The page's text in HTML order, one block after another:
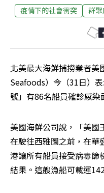
疫情下的社會衝突 群
北美最大海鮮捕撈業者
Seafoods）今（31日）
號」有86名船員確診感染
美國海鮮公司說，「美國
在駛往西雅圖之前，在華
港讓所有船員接受病毒篩
結果。這艘漁船可載運